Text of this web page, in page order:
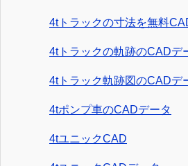
4tトラックの寸法を無料
4tトラックの軌跡のCADデ
4tトラック軌跡図のCADデ
4tポンプ車のCADデータ
4tユニックCAD